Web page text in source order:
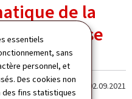
essentiels
sans
personnel, et
Des cookies non
des fins statistiques
de la
Dernière modification le 02.09.2021